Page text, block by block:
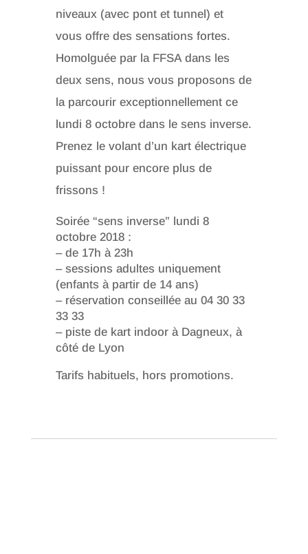
niveaux (avec pont et tunnel) et
vous offre des sensations fortes.
Homolguée par la FFSA dans les
deux sens, nous vous proposons de
la parcourir exceptionnellement ce
lundi 8 octobre dans le sens inverse.
Prenez le volant d’un kart électrique
puissant pour encore plus de
frissons !
Soirée “sens inverse” lundi 8
octobre 2018 :
– de 17h à 23h
– sessions adultes uniquement
(enfants à partir de 14 ans)
– réservation conseillée au 04 30 33
33 33
– piste de kart indoor à Dagneux, à
côté de Lyon
Tarifs habituels, hors promotions.